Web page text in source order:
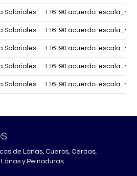
Salariales 116-90 acuerdo-
Salariales 116-90 acuerdo-
Salariales 116-90 acuerdo-
Salariales 116-90 acuerdo-
Salariales 116-90 acuerdo-
de Lanas, Cueros, Cerdas,
y Peinaduras.